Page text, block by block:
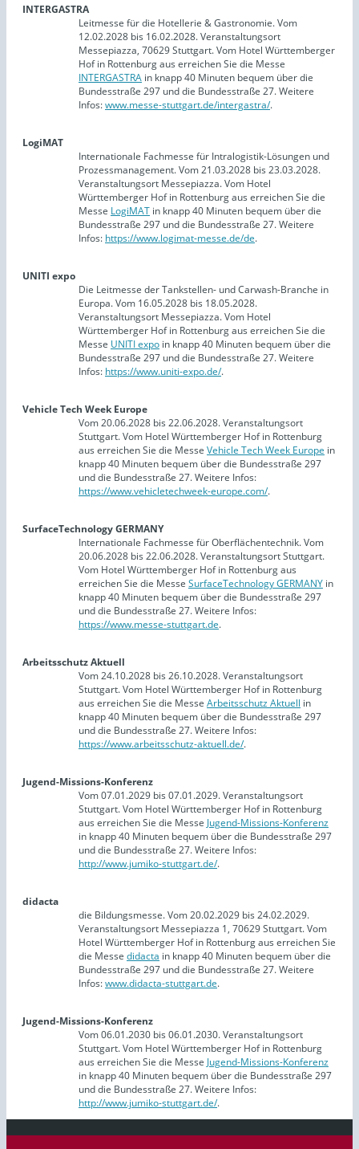
INTERGASTRA
Leitmesse für die Hotellerie & Gastronomie. Vom
12.02.2028 bis 16.02.2028. Veranstaltungsort
Messepiazza, 70629 Stuttgart. Vom Hotel Württemberger
Hof in Rottenburg aus erreichen Sie die Messe
INTERGASTRA in knapp 40 Minuten bequem über die
Bundesstraße 297 und die Bundesstraße 27. Weitere
Infos:www.messe-stuttgart.de/intergastra/.
LogiMAT
Internationale Fachmesse für Intralogistik-Lösungen und
Prozessmanagement. Vom 21.03.2028 bis 23.03.2028.
Veranstaltungsort Messepiazza. Vom Hotel
Württemberger Hof in Rottenburg aus erreichen Sie die
Messe LogiMAT in knapp 40 Minuten bequem über die
Bundesstraße 297 und die Bundesstraße 27. Weitere
Infos: https://www.logimat-messe.de/de.
UNITI expo
Die Leitmesse der Tankstellen- und Carwash-Branche in
Europa. Vom 16.05.2028 bis 18.05.2028.
Veranstaltungsort Messepiazza. Vom Hotel
Württemberger Hof in Rottenburg aus erreichen Sie die
Messe UNITI expo in knapp 40 Minuten bequem über die
Bundesstraße 297 und die Bundesstraße 27. Weitere
Infos: https://www.uniti-expo.de/.
Vehicle Tech Week Europe
Vom 20.06.2028 bis 22.06.2028. Veranstaltungsort
Stuttgart. Vom Hotel Württemberger Hof in Rottenburg
aus erreichen Sie die Messe Vehicle Tech Week Europe in
knapp 40 Minuten bequem über die Bundesstraße 297
und die Bundesstraße 27. Weitere Infos:
https://www.vehicletechweek-europe.com/.
SurfaceTechnology GERMANY
Internationale Fachmesse für Oberflächentechnik. Vom
20.06.2028 bis 22.06.2028. Veranstaltungsort Stuttgart.
Vom Hotel Württemberger Hof in Rottenburg aus
erreichen Sie die Messe SurfaceTechnology GERMANY in
knapp 40 Minuten bequem über die Bundesstraße 297
und die Bundesstraße 27. Weitere Infos:
https://www.messe-stuttgart.de.
Arbeitsschutz Aktuell
Vom 24.10.2028 bis 26.10.2028. Veranstaltungsort
Stuttgart. Vom Hotel Württemberger Hof in Rottenburg
aus erreichen Sie die Messe Arbeitsschutz Aktuell in
knapp 40 Minuten bequem über die Bundesstraße 297
und die Bundesstraße 27. Weitere Infos:
https://www.arbeitsschutz-aktuell.de/.
Jugend-Missions-Konferenz
Vom 07.01.2029 bis 07.01.2029. Veranstaltungsort
Stuttgart. Vom Hotel Württemberger Hof in Rottenburg
aus erreichen Sie die Messe Jugend-Missions-Konferenz
in knapp 40 Minuten bequem über die Bundesstraße 297
und die Bundesstraße 27. Weitere Infos:
http://www.jumiko-stuttgart.de/.
didacta
die Bildungsmesse. Vom 20.02.2029 bis 24.02.2029.
Veranstaltungsort Messepiazza 1, 70629 Stuttgart. Vom
Hotel Württemberger Hof in Rottenburg aus erreichen Sie
die Messe didacta in knapp 40 Minuten bequem über die
Bundesstraße 297 und die Bundesstraße 27. Weitere
Infos:www.didacta-stuttgart.de.
Jugend-Missions-Konferenz
Vom 06.01.2030 bis 06.01.2030. Veranstaltungsort
Stuttgart. Vom Hotel Württemberger Hof in Rottenburg
aus erreichen Sie die Messe Jugend-Missions-Konferenz
in knapp 40 Minuten bequem über die Bundesstraße 297
und die Bundesstraße 27. Weitere Infos:
http://www.jumiko-stuttgart.de/.